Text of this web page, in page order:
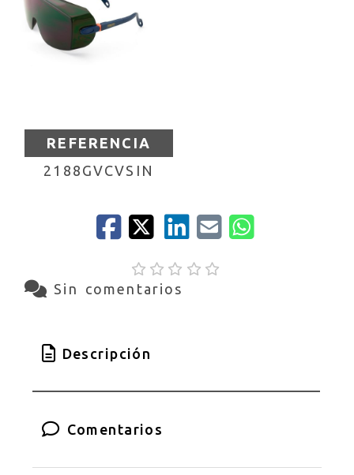
REFERENCIA
2188GVCVSIN
Sin comentarios
Descripción
Comentarios